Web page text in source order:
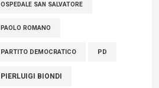
OSPEDALE SAN SALVATORE
PAOLO ROMANO
PARTITO DEMOCRATICO PD
PIERLUIGI BIONDI